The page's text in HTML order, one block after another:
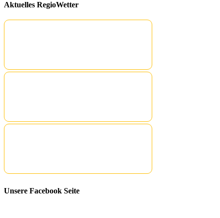
Aktuelles RegioWetter
Unsere Facebook Seite